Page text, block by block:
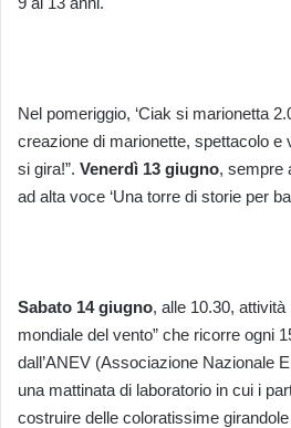
Nel pomeriggio, ‘Ciak si marionetta
creazione di marionette, spettacolo e
si gira!”. Venerdì 13 giugno, sempre
ad alta voce ‘Una torre di storie per
Sabato 14 giugno, alle 10.30, attività
mondiale del vento” che ricorre ogni
dall’ANEV (Associazione Nazionale
una mattinata di laboratorio in cui i
costruire delle coloratissime